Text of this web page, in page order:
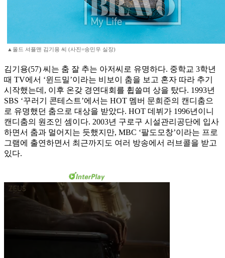
▲올드 셔플맨 김기용 씨 (사진=송민우 실장)
김기용(57) 씨는 춤 잘 추는 아저씨로 유명하다. 중학교 3학년
때 TV에서 ‘윈드밀’이라는 비보이 춤을 보고 혼자 따라 추기
시작했는데, 이후 온갖 경연대회를 휩쓸며 상을 탔다. 1993년
SBS ‘꾸러기 콘테스트’에서는 HOT 멤버 문희준의 캔디춤으
로 유명했던 춤으로 대상을 받았다. HOT 데뷔가 1996년이니
캔디춤의 원조인 셈이다. 2003년 구로구 시설관리공단에 입사
하면서 춤과 멀어지는 듯했지만, MBC ‘팔도모창’이라는 프로
그램에 출연하면서 최근까지도 여러 방송에서 러브콜을 받고
있다.